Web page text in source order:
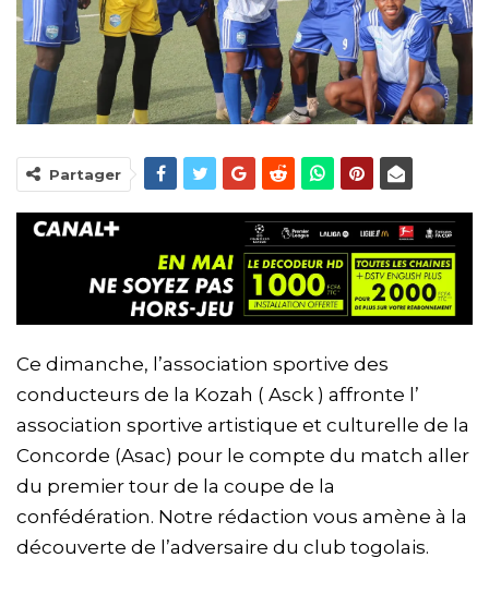
Partager
Ce dimanche, l’association sportive des
conducteurs de la Kozah ( Asck ) affronte l’
association sportive artistique et culturelle de la
Concorde (Asac) pour le compte du match aller
du premier tour de la coupe de la
confédération. Notre rédaction vous amène à la
découverte de l’adversaire du club togolais.